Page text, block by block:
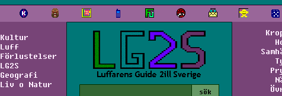
Kultur
Luff
Förlustelser
LG2S
Geografi
Liv o Natur